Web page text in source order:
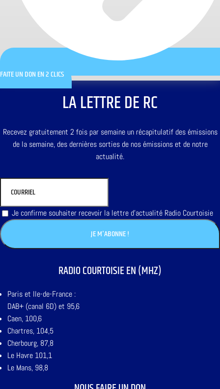
FAITE UN DON EN 2 CLICS
LA LETTRE DE RC
Recevez gratuitement 2 fois par semaine un récapitulatif des émissions
de la semaine, des dernières sorties de nos émissions et de notre
actualité.
Je confirme souhaiter recevoir la lettre d'actualité Radio Courtoisie
RADIO COURTOISIE EN (MHZ)
Paris et Ile-de-France :
DAB+ (canal 6D) et 95,6
Caen, 100,6
Chartres, 104,5
Cherbourg, 87,8
Le Havre 101,1
Le Mans, 98,8